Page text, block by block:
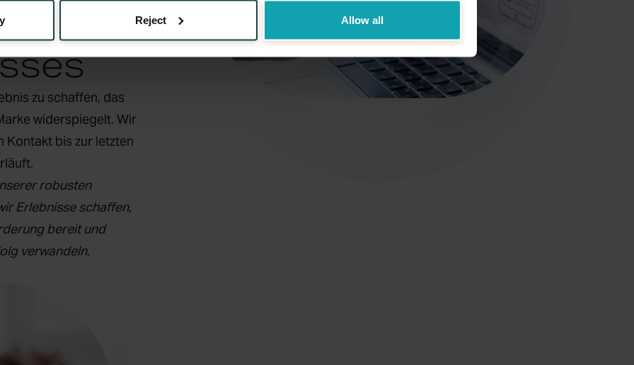
Reject Allow all
zu schaffen, das
widerspiegelt. Wir
Kontakt bis zur letzten
robusten
Erlebnisse schaffen,
bereit und
verwandeln.